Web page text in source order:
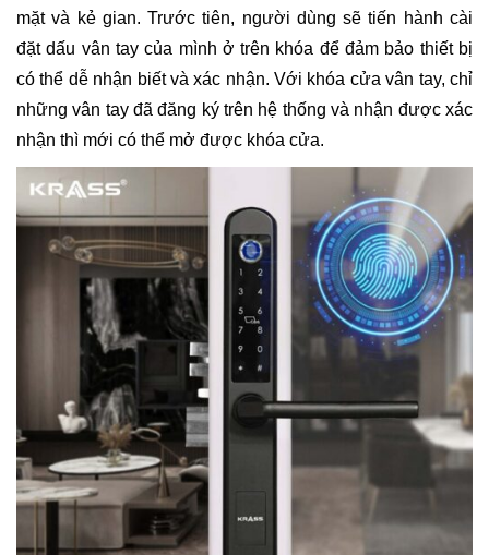
mặt và kẻ gian. Trước tiên, người dùng sẽ tiến hành cài
đặt dấu vân tay của mình ở trên khóa để đảm bảo thiết bị
có thể dễ nhận biết và xác nhận. Với khóa cửa vân tay, chỉ
những vân tay đã đăng ký trên hệ thống và nhận được xác
nhận thì mới có thể mở được khóa cửa.